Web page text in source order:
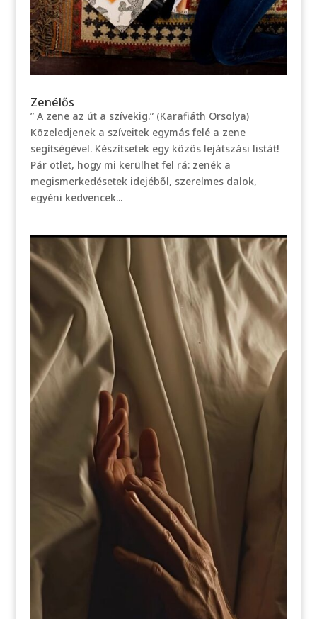
Zenélős
” A zene az út a szívekig.” (Karafiáth Orsolya)
Közeledjenek a szíveitek egymás felé a zene
segítségével. Készítsetek egy közös lejátszási listát!
Pár ötlet, hogy mi kerülhet fel rá: zenék a
megismerkedésetek idejéből, szerelmes dalok,
egyéni kedvencek...